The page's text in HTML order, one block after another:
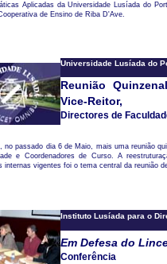
Aplicadas da Universidade Lusíada do
de Ensino de Riba D'Ave.
Universidade Lusíada do
Reunião
Vice-Reitor,
Directores de
no passado dia 6 de Maio, mais uma reunião
e Coordenadores de Curso. A
internas vigentes foi o tema central da reunião
Instituto Lusíada para o
Em Defesa do
Conferência